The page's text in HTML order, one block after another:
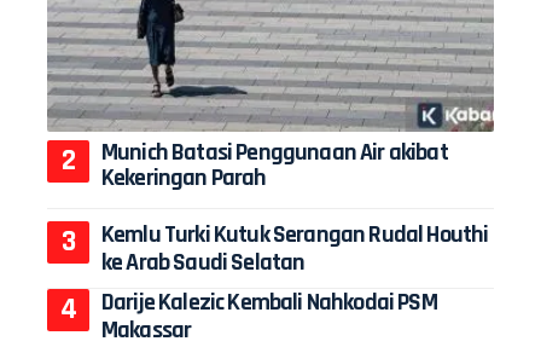
Munich Batasi Penggunaan Air akibat
Kekeringan Parah
Kemlu Turki Kutuk Serangan Rudal Houthi
ke Arab Saudi Selatan
Darije Kalezic Kembali Nahkodai PSM
Makassar